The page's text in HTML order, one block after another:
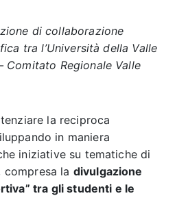
di collaborazione
tra l’Università della Valle
Comitato Regionale Valle
la reciproca
in maniera
iniziative su tematiche di
compresa la divulgazione
tra gli studenti e le